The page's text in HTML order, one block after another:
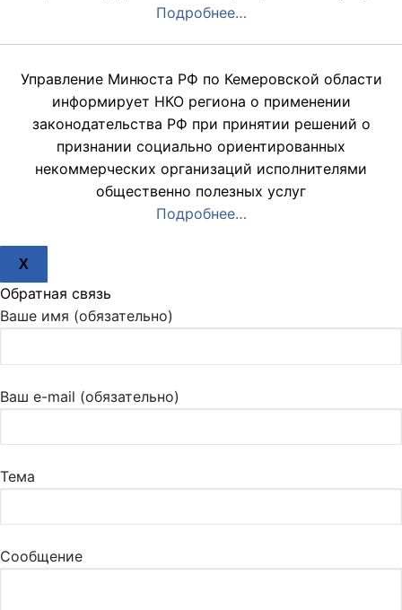
Подробнее…
Управление Минюста РФ по Кемеровской области
информирует НКО региона о применении
законодательства РФ при принятии решений о
признании социально ориентированных
некоммерческих организаций исполнителями
общественно полезных услуг
Подробнее…
X
Обратная связь
Ваше имя (обязательно)
Ваш e-mail (обязательно)
Тема
Сообщение